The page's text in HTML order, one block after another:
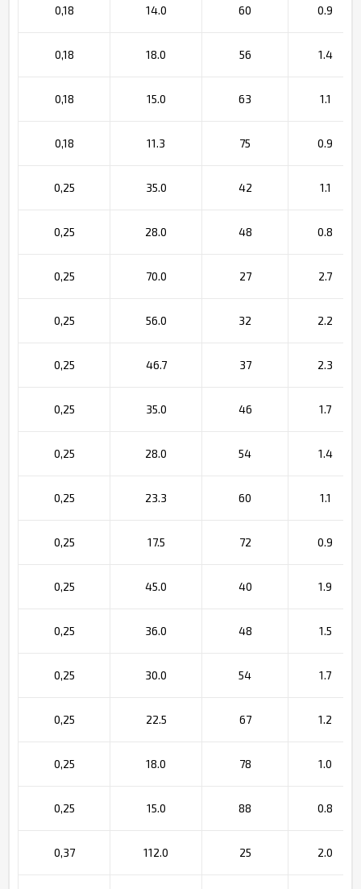
0,18 14.0 60 0.9
0,18 18.0 56 1.4
0,18 15.0 63 1.1
0,18 11.3 75 0.9
0,25 35.0 42 1.1
0,25 28.0 48 0.8
0,25 70.0 27 2.7
0,25 56.0 32 2.2
0,25 46.7 37 2.3
0,25 35.0 46 1.7
0,25 28.0 54 1.4
0,25 23.3 60 1.1
0,25 17.5 72 0.9
0,25 45.0 40 1.9
0,25 36.0 48 1.5
0,25 30.0 54 1.7
0,25 22.5 67 1.2
0,25 18.0 78 1.0
0,25 15.0 88 0.8
0,37 112.0 25 2.0